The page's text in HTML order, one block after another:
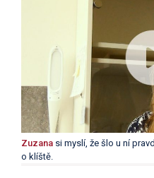
Zuzana si myslí, že šlo u ní
o klíště.